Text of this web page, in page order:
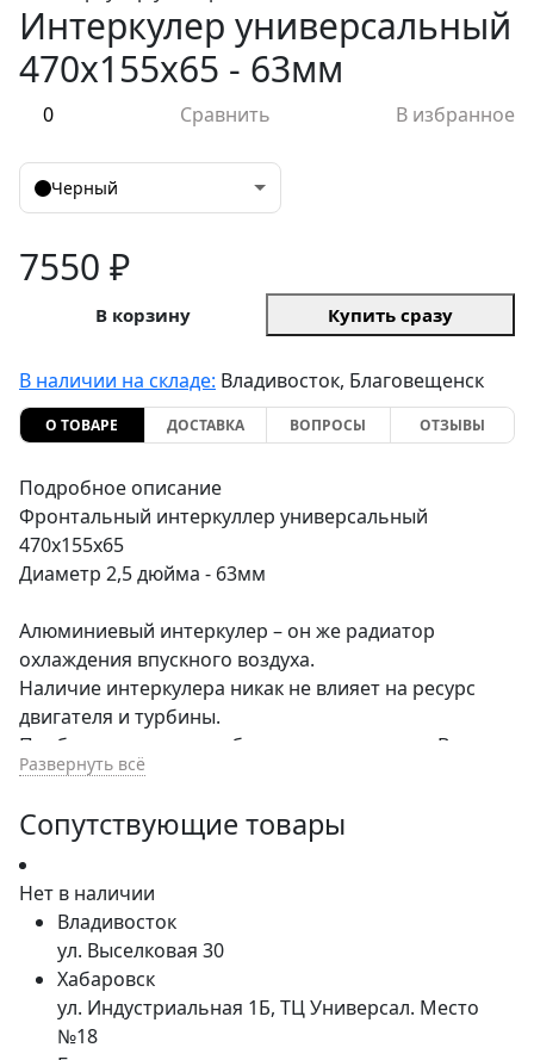
Интеркулер универсальный
470x155x65 - 63мм
0 Сравнить В избранное
Черный
7550 ₽
В корзину Купить сразу
В наличии на складе: Владивосток, Благовещенск
О ТОВАРЕ ДОСТАВКА ВОПРОСЫ ОТЗЫВЫ
Подробное описание
Фронтальный интеркуллер универсальный
470x155x65
Диаметр 2,5 дюйма - 63мм
Алюминиевый интеркулер – он же радиатор
охлаждения впускного воздуха.
Наличие интеркулера никак не влияет на ресурс
двигателя и турбины.
Подбирая интеркулер будьте внимательны, Вам
необходимо добиться идеальной
так, что бы он не был слишком большим для вашей
турбины, иначе у вас будет эффект “турбо ямы”
Для этого у нас есть широкий ассортимент
интеркулеров разных размеров и диаметров входа,
выхода
Развернуть всё
Сопутствующие товары
Нет в наличии
Владивосток
ул. Выселковая 30
Хабаровск
ул. Индустриальная 1Б, ТЦ Универсал. Место
№18